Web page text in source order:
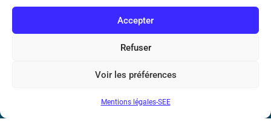
Accepter
Refuser
Voir les préférences
Mentions légales-SEE
Marie Ampère
Conditions Générales de Vente
Mentions légales